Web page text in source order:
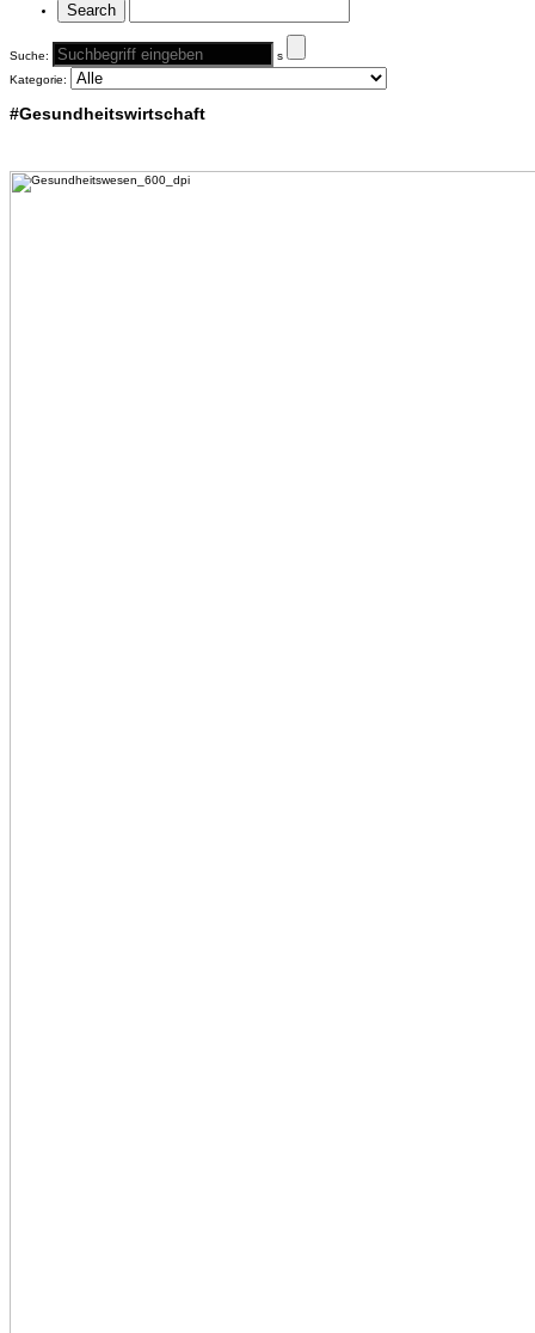
Suche:
s
Kategorie:
#Gesundheitswirtschaft